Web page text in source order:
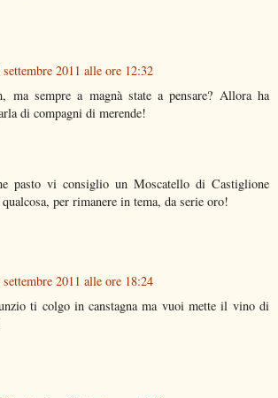
settembre 2011 alle ore 12:32
ma sempre a magnà state a pensare? Allora ha
di compagni di merende!
pasto vi consiglio un Moscatello di Castiglione
per rimanere in tema, da serie oro!
settembre 2011 alle ore 18:24
ti colgo in canstagna ma vuoi mette il vino di